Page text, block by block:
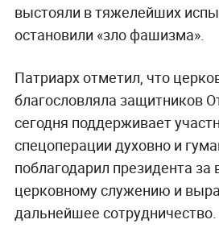
выстояли в тяжелейших
остановили «зло фашизма».
Патриарх отметил, что
благословляла защитников
сегодня поддерживает
спецоперации духовно и
поблагодарил президента за
церковному служению и
дальнейшее сотрудничество.